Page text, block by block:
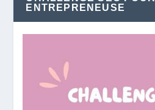
ENTREPRENEUSE